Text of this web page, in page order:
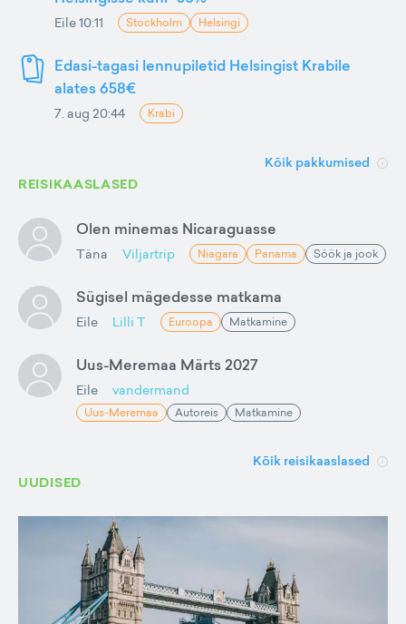
Eile 10:11 Stockholm Helsingi
Edasi-tagasi lennupiletid Helsingist Krabile
alates 658€
7. aug 20:44 Krabi
Kõik pakkumised
REISIKAASLASED
Olen minemas Nicaraguasse
Täna Viljartrip Niagara Panama Söök ja jook
Sügisel mägedesse matkama
Eile Lilli T Euroopa Matkamine
Uus-Meremaa Märts 2027
Eile vandermand
Uus-Meremaa Autoreis Matkamine
Kõik reisikaaslased
UUDISED